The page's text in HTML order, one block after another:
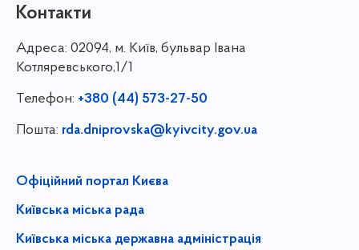
Контакти
Адреса: 02094, м. Київ, бульвар Івана
Котляревського,1/1
Телефон: +380 (44) 573-27-50
Пошта: rda.dniprovska@kyivcity.gov.ua
Офіційний портал Києва
Київська міська рада
Київська міська державна адміністрація